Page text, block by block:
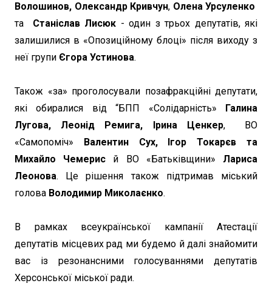
Волошинов, Олександр Кривчун, Олена Урсуленко
та Станіслав Лисюк - один з трьох депутатів, які
залишилися в «Опозиційному блоці» після виходу з
неї групи Єгора Устинова.
Також «за» проголосували позафракційні депутати,
які обиралися від “БПП «Солідарність»
Галина
Лугова, Леонід Ремига, Ірина Ценкер, ВО
«Самопоміч»
Валентин Сух, Ігор Токарєв та
Михайло Чемерис й ВО «Батьківщини» Лариса
Леонова. Це рішення також підтримав міський
голова Володимир Миколаєнко.
В рамках всеукраїнської кампанії Атестації
депутатів місцевих рад ми будемо й далі знайомити
вас із резонансними голосуваннями депутатів
Херсонської міської ради.